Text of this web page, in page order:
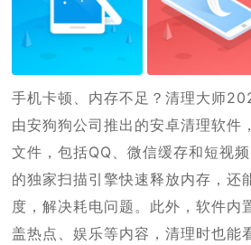
手机卡顿、内存不足？清理大师
由安狗狗公司推出的安卓清理软件
文件，包括QQ、微信缓存和短视
的独家扫描引擎快速释放内存，还
度，解决耗电问题。此外，软件内
盖热点、娱乐等内容，清理时也能